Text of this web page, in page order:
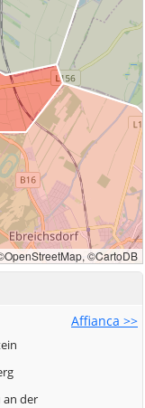
Affianca >>
an der